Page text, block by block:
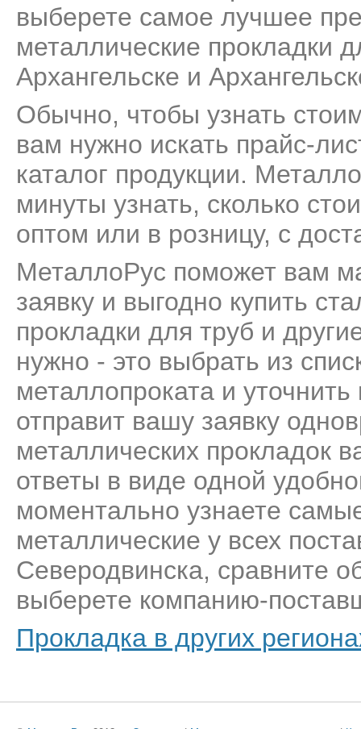
выберете самое лучшее
металлические прокладки
Архангельске и
Обычно, чтобы узнать
вам нужно искать прайс-
каталог продукции.
минуты узнать, сколько
оптом или в розницу, с
МеталлоРус поможет вам
заявку и выгодно купить
прокладки для труб и
нужно - это выбрать из
металлопроката и
отправит вашу заявку
металлических прокладок
ответы в виде одной
моментально узнаете
металлические у всех
Северодвинска, сравните
выберете компанию-
Прокладка в других